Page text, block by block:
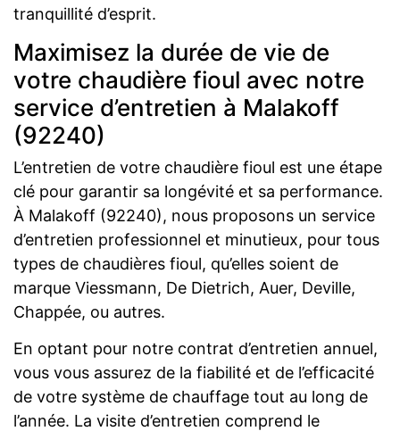
tranquillité d’esprit.
Maximisez la durée de vie de
votre chaudière fioul avec notre
service d’entretien à Malakoff
(92240)
L’entretien de votre chaudière fioul est une étape
clé pour garantir sa longévité et sa performance.
À Malakoff (92240), nous proposons un service
d’entretien professionnel et minutieux, pour tous
types de chaudières fioul, qu’elles soient de
marque Viessmann, De Dietrich, Auer, Deville,
Chappée, ou autres.
En optant pour notre contrat d’entretien annuel,
vous vous assurez de la fiabilité et de l’efficacité
de votre système de chauffage tout au long de
l’année. La visite d’entretien comprend le